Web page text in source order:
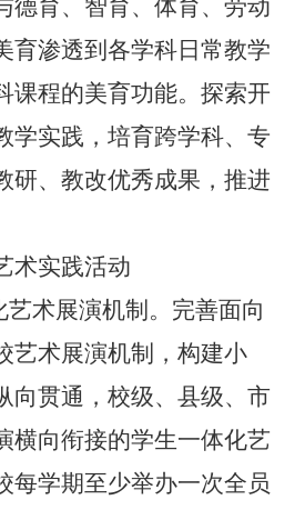
德育、智育、体育、劳动
育渗透到各学科日常教学
课程的美育功能。探索开
学实践，培育跨学科、专
研、教改优秀成果，推进
实践活动
术展演机制。完善面向
艺术展演机制，构建小
向贯通，校级、县级、市
横向衔接的学生一体化艺
每学期至少举办一次全员